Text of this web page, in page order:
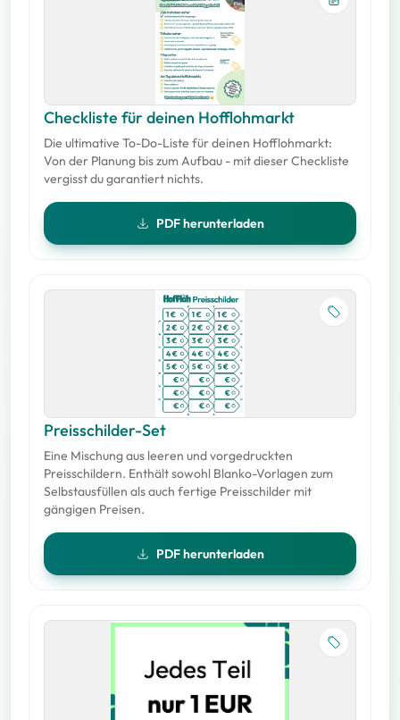
Checkliste für deinen Hofflohmarkt
Die ultimative To-Do-Liste für deinen Hofflohmarkt:
Von der Planung bis zum Aufbau - mit dieser Checkliste
vergisst du garantiert nichts.
PDF herunterladen
Preisschilder-Set
Eine Mischung aus leeren und vorgedruckten
Preisschildern. Enthält sowohl Blanko-Vorlagen zum
Selbstausfüllen als auch fertige Preisschilder mit
gängigen Preisen.
PDF herunterladen